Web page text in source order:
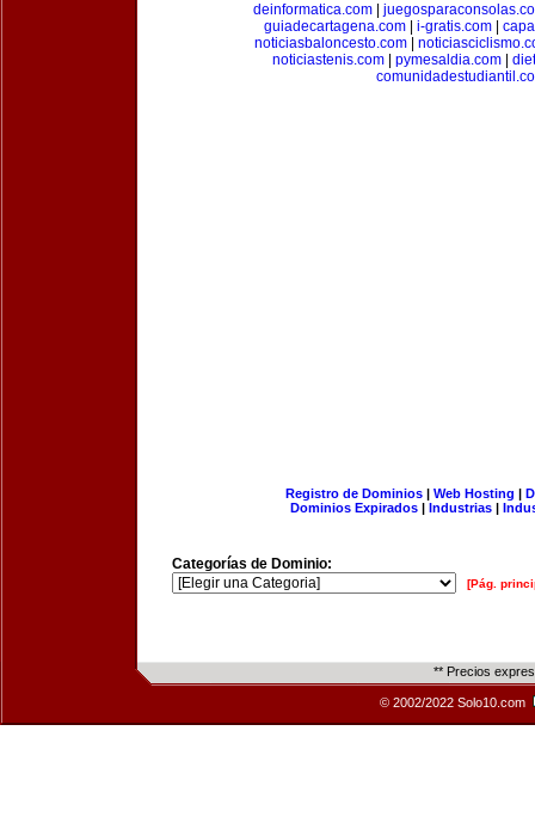
deinformatica.com
guiadecartagena.com| i-gratis.com|
noticiasbaloncesto.com
noticiastenis.com
pymesaldia.com
Registro de Dominios| Web Hosting |
Dominios Expirados | Industrias |
Categorías de Dominio:
[Pág.
** Precios
© 2002/2022 Solo10.com